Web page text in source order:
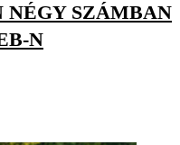
SZÁMBAN
N